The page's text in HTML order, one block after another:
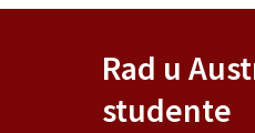
Rad u
studente